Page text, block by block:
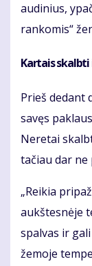
audinius,
rankomis“
Kartais
Prieš dedant
savęs
Neretai
tačiau dar ne
„Reikia
aukštesnėje
spalvas ir
žemoje